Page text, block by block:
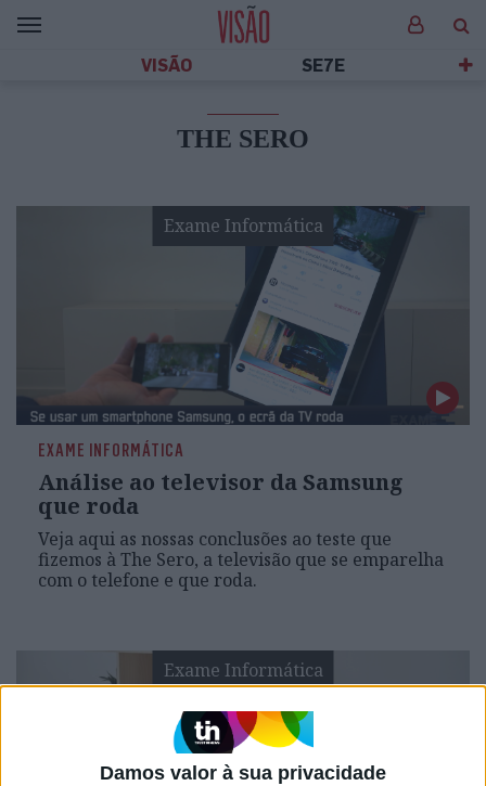
Damos valor à sua privacidade
VISÃO SE7E
THE SERO
Exame Informática
EXAME INFORMÁTICA
Análise ao televisor da Samsung
que roda
Veja aqui as nossas conclusões ao teste que
fizemos à The Sero, a televisão que se emparelha
com o telefone e que roda.
Exame Informática